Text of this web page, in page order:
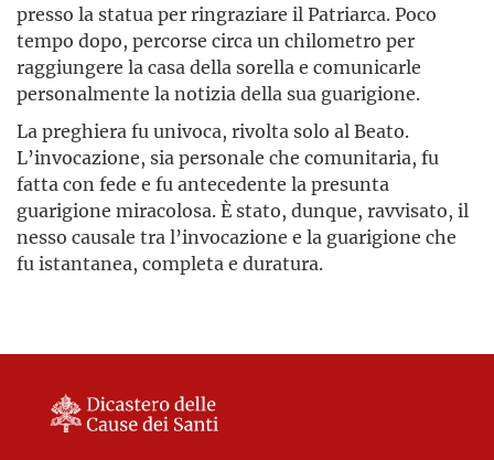
presso la statua per ringraziare il Patriarca. Poco
tempo dopo, percorse circa un chilometro per
raggiungere la casa della sorella e comunicarle
personalmente la notizia della sua guarigione.
La preghiera fu univoca, rivolta solo al Beato.
L’invocazione, sia personale che comunitaria, fu
fatta con fede e fu antecedente la presunta
guarigione miracolosa. È stato, dunque, ravvisato, il
nesso causale tra l’invocazione e la guarigione che
fu istantanea, completa e duratura.